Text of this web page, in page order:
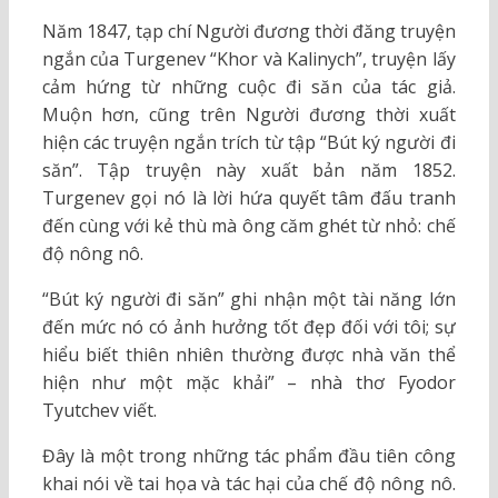
Năm 1847, tạp chí Người đương thời đăng truyện
ngắn của Turgenev “Khor và Kalinych”, truyện lấy
cảm hứng từ những cuộc đi săn của tác giả.
Muộn hơn, cũng trên Người đương thời xuất
hiện các truyện ngắn trích từ tập “Bút ký người đi
săn”. Tập truyện này xuất bản năm 1852.
Turgenev gọi nó là lời hứa quyết tâm đấu tranh
đến cùng với kẻ thù mà ông căm ghét từ nhỏ: chế
độ nông nô.
“Bút ký người đi săn” ghi nhận một tài năng lớn
đến mức nó có ảnh hưởng tốt đẹp đối với tôi; sự
hiểu biết thiên nhiên thường được nhà văn thể
hiện như một mặc khải” – nhà thơ Fyodor
Tyutchev viết.
Đây là một trong những tác phẩm đầu tiên công
khai nói về tai họa và tác hại của chế độ nông nô.